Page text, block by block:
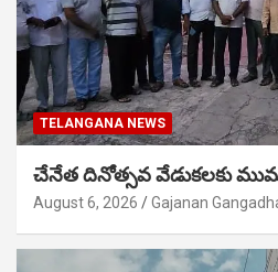
TELANGANA NEWS
చేనేత దినోత్సవ వేడుకలకు
August 6, 2026 Gajanan